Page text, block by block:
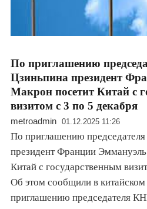
По приглашению
Цзиньпина президент
Макрон посетит Китай с
визитом с 3 по 5 декабря
metroadmin 01.12.2025 11:26
По приглашению
президент Франции
Китай с государственным
Об этом сообщили в
приглашению председателя